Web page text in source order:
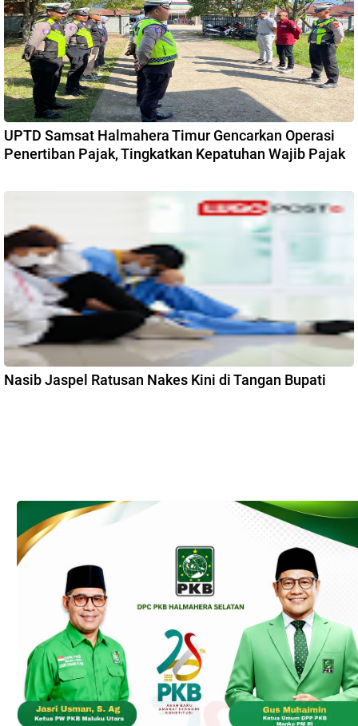
UPTD Samsat Halmahera Timur Gencarkan Operasi
Penertiban Pajak, Tingkatkan Kepatuhan Wajib Pajak
Nasib Jaspel Ratusan Nakes Kini di Tangan Bupati